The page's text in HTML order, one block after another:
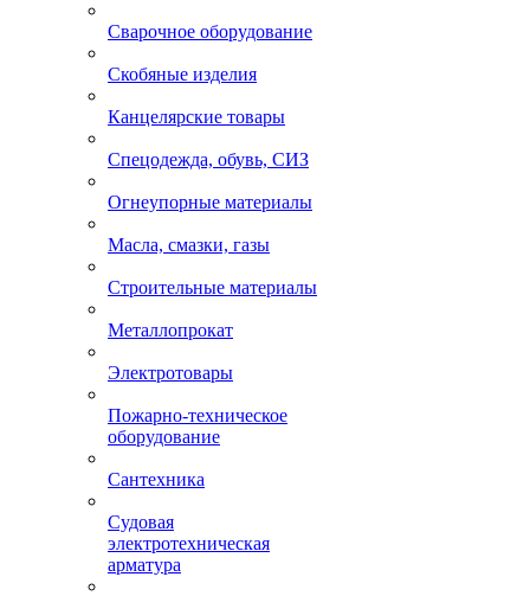
Сварочное оборудование
Скобяные изделия
Канцелярские товары
Спецодежда, обувь, СИЗ
Огнеупорные материалы
Масла, смазки, газы
Строительные материалы
Металлопрокат
Электротовары
Пожарно-техническое
оборудование
Сантехника
Судовая
электротехническая
арматура